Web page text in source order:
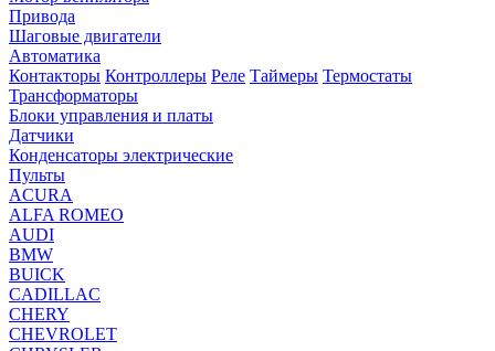
Привода
Шаговые двигатели
Автоматика
Контакторы Контроллеры Реле Таймеры Термостаты
Трансформаторы
Блоки управления и платы
Датчики
Конденсаторы электрические
Пульты
ACURA
ALFA ROMEO
AUDI
BMW
BUICK
CADILLAC
CHERY
CHEVROLET